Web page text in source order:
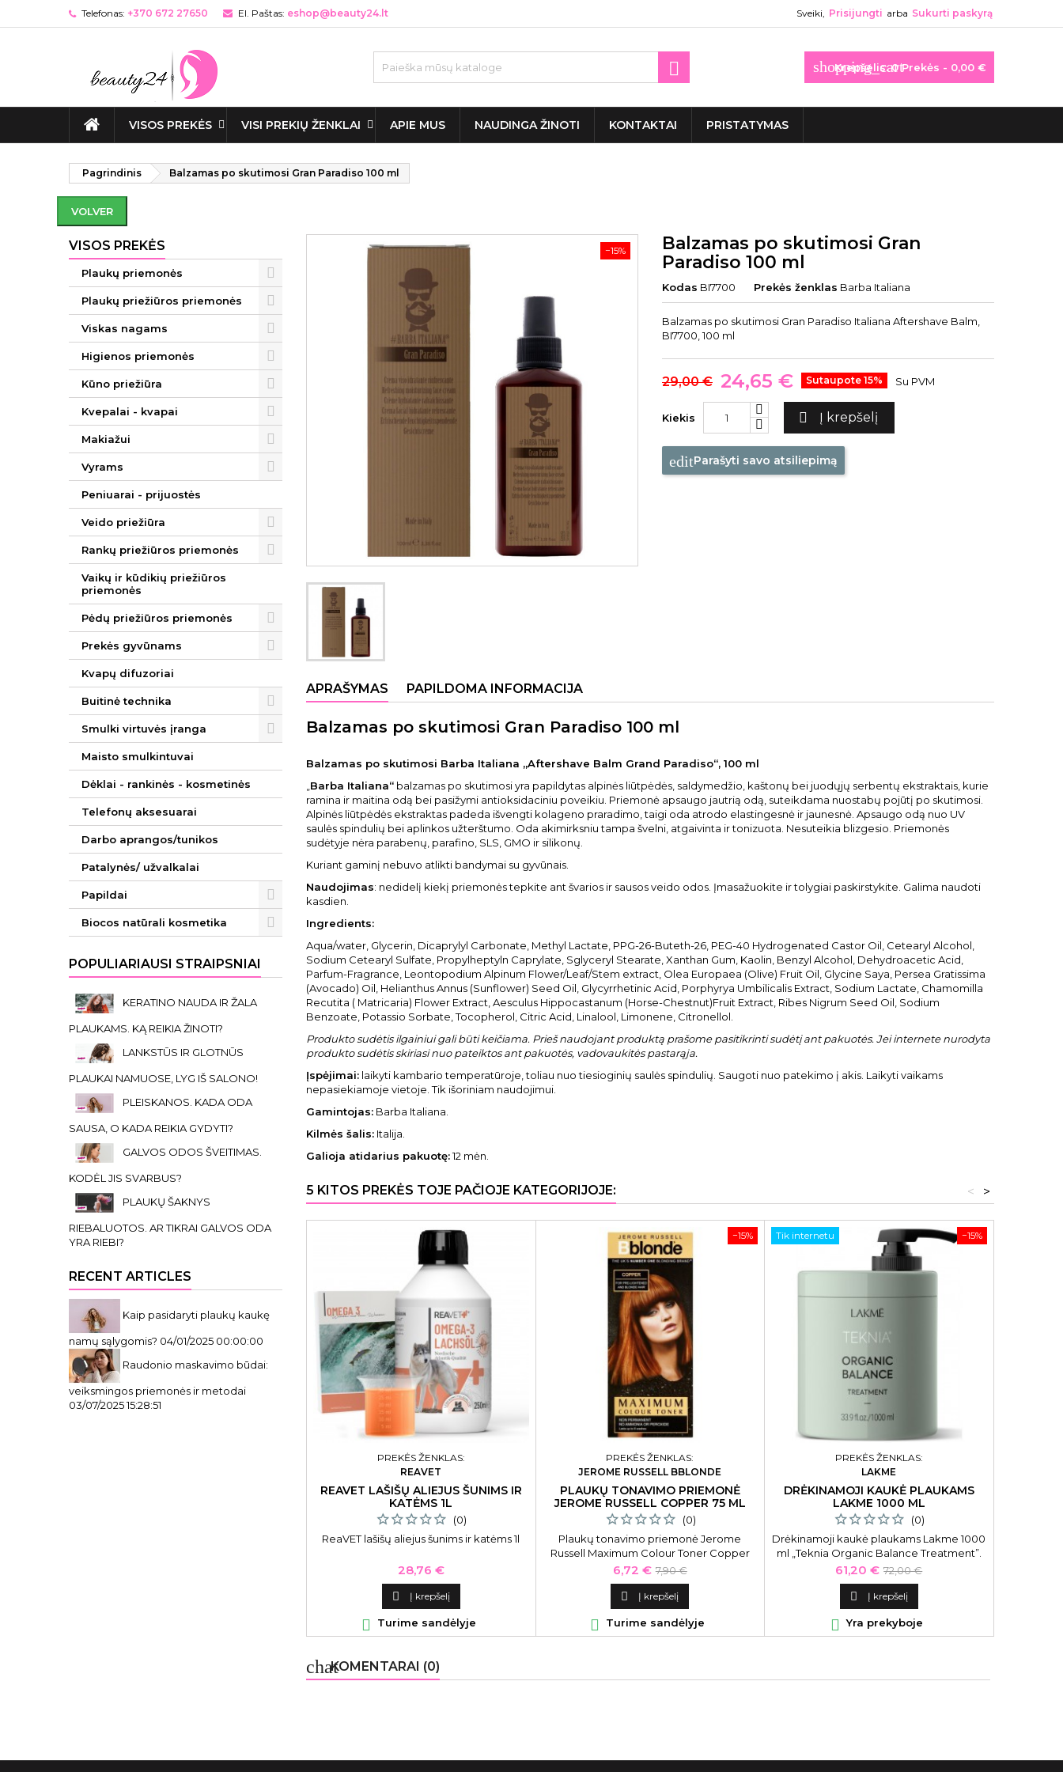
Telefonas: +370 672 27650 El. Paštas: eshop@beauty24.lt Sveiki, Prisijungti arba Sukurti paskyrą
shopping_cart
Krepšelis: 0Prekės - 0,00 €

VISOS PREKĖS VISI PREKIŲ ŽENKLAI APIE MUS NAUDINGA ŽINOTI KONTAKTAI PRISTATYMAS
Pagrindinis Balzamas po skutimosi Gran Paradiso 100 ml
VOLVER
VISOS PREKĖS
Plaukų priemonės
Plaukų priežiūros priemonės
Viskas nagams
Higienos priemonės
Kūno priežiūra
Kvepalai - kvapai
Makiažui
Vyrams
Peniuarai - prijuostės
Veido priežiūra
Rankų priežiūros priemonės
Vaikų ir kūdikių priežiūros
priemonės
Pėdų priežiūros priemonės
Prekės gyvūnams
Kvapų difuzoriai
Buitinė technika
Smulki virtuvės įranga
Maisto smulkintuvai
Dėklai - rankinės - kosmetinės
Telefonų aksesuarai
Darbo aprangos/tunikos
Patalynės/ užvalkalai
Papildai
Biocos natūrali kosmetika
POPULIARIAUSI STRAIPSNIAI
KERATINO NAUDA IR ŽALA
PLAUKAMS. KĄ REIKIA ŽINOTI?
LANKSTŪS IR GLOTNŪS
PLAUKAI NAMUOSE, LYG IŠ SALONO!
PLEISKANOS. KADA ODA
SAUSA, O KADA REIKIA GYDYTI?
GALVOS ODOS ŠVEITIMAS.
KODĖL JIS SVARBUS?
PLAUKŲ ŠAKNYS
RIEBALUOTOS. AR TIKRAI GALVOS ODA
YRA RIEBI?
RECENT ARTICLES
Kaip pasidaryti plaukų kaukę
namų sąlygomis? 04/01/2025 00:00:00
Raudonio maskavimo būdai:
veiksmingos priemonės ir metodai
03/07/2025 15:28:51
−15%
Balzamas po skutimosi Gran
Paradiso 100 ml
Kodas BI7700 Prekės ženklas Barba Italiana
Balzamas po skutimosi Gran Paradiso Italiana Aftershave Balm,
BI7700, 100 ml
29,00 € 24,65 € Sutaupote 15% Su PVM
Kiekis  Į krepšelį
editParašyti savo atsiliepimą
APRAŠYMAS PAPILDOMA INFORMACIJA
Balzamas po skutimosi Gran Paradiso 100 ml
Balzamas po skutimosi Barba Italiana „Aftershave Balm Grand Paradiso“, 100 ml
Barba Italiana“ balzamas po skutimosi yra papildytas alpinės liūtpėdės, saldymedžio, kaštonų bei juodųjų serbentų ekstraktais, kurie
ramina ir maitina odą bei pasižymi antioksidaciniu poveikiu. Priemonė apsaugo jautrią odą, suteikdama nuostabų pojūtį po skutimosi.
Alpinės liūtpėdės ekstraktas padeda išvengti kolageno praradimo, taigi oda atrodo elastingesnė ir jaunesnė. Apsaugo odą nuo UV
saulės spindulių bei aplinkos užterštumo. Oda akimirksniu tampa švelni, atgaivinta ir tonizuota. Nesuteikia blizgesio. Priemonės
sudėtyje nėra parabenų, parafino, SLS, GMO ir silikonų.
Kuriant gaminį nebuvo atlikti bandymai su gyvūnais.
Naudojimas: nedidelį kiekį priemonės tepkite ant švarios ir sausos veido odos. Įmasažuokite ir tolygiai paskirstykite. Galima naudoti
kasdien.
Ingredients:
Aqua/water, Glycerin, Dicaprylyl Carbonate, Methyl Lactate, PPG-26-Buteth-26, PEG-40 Hydrogenated Castor Oil, Cetearyl Alcohol,
Sodium Cetearyl Sulfate, Propylheptyln Caprylate, Sglyceryl Stearate, Xanthan Gum, Kaolin, Benzyl Alcohol, Dehydroacetic Acid,
Parfum-Fragrance, Leontopodium Alpinum Flower/Leaf/Stem extract, Olea Europaea (Olive) Fruit Oil, Glycine Saya, Persea Gratissima
(Avocado) Oil, Helianthus Annus (Sunflower) Seed Oil, Glycyrrhetinic Acid, Porphyrya Umbilicalis Extract, Sodium Lactate, Chamomilla
Recutita ( Matricaria) Flower Extract, Aesculus Hippocastanum (Horse-Chestnut)Fruit Extract, Ribes Nigrum Seed Oil, Sodium
Benzoate, Potassio Sorbate, Tocopherol, Citric Acid, Linalool, Limonene, Citronellol.
Produkto sudėtis ilgainiui gali būti keičiama. Prieš naudojant produktą prašome pasitikrinti sudėtį ant pakuotės. Jei internete nurodyta
produkto sudėtis skiriasi nuo pateiktos ant pakuotės, vadovaukitės pastarąja.
Įspėjimai: laikyti kambario temperatūroje, toliau nuo tiesioginių saulės spindulių. Saugoti nuo patekimo į akis. Laikyti vaikams
nepasiekiamoje vietoje. Tik išoriniam naudojimui.
Gamintojas: Barba Italiana.
Kilmės šalis: Italija.
Galioja atidarius pakuotę:12 mėn.
5 KITOS PREKĖS TOJE PAČIOJE KATEGORIJOJE: >
<
PREKĖS ŽENKLAS:
REAVET
REAVET LAŠIŠŲ ALIEJUS ŠUNIMS IR
KATĖMS 1L
(0)
ReaVET lašišų aliejus šunims ir katėms 1l
Kaina
28,76 €
 Į krepšelį
 Turime sandėlyje
−15%
PREKĖS ŽENKLAS:
JEROME RUSSELL BBLONDE
PLAUKŲ TONAVIMO PRIEMONĖ
JEROME RUSSELL COPPER 75 ML
(0)
Plaukų tonavimo priemonė Jerome
Russell Maximum Colour Toner Copper
JR535010, plaukams suteikia atspalvį, 75
ml
Kaina
6,72 € Bazinė
kaina
7,90 €
 Į krepšelį
 Turime sandėlyje
−15%
Tik internetu
PREKĖS ŽENKLAS:
LAKME
DRĖKINAMOJI KAUKĖ PLAUKAMS
LAKME 1000 ML
(0)
Drėkinamoji kaukė plaukams Lakme 1000
ml „Teknia Organic Balance Treatment”.
Intensyvaus poveikio drėkinamoji kaukė
plaukams.
Kaina
61,20 € Bazinė
kaina
72,00 €
 Į krepšelį
 Yra prekyboje
chatKOMENTARAI (0)